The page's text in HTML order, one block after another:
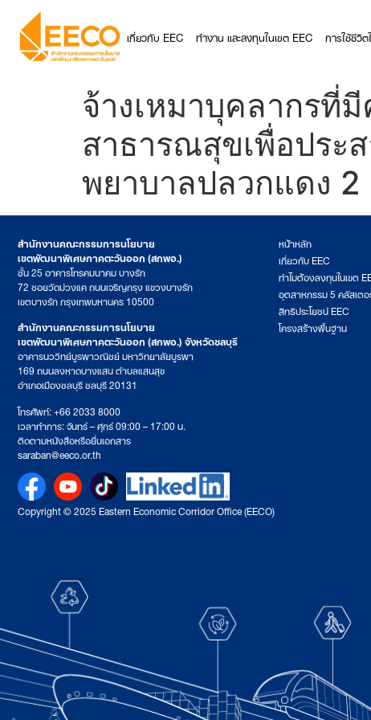
เกี่ยวกับ EEC ทำงาน และลงทุนในเขต EEC การใช้ชีวิ
จ้างเหมาบุคลากรที่
สาธารณสุขเพื่อประ
พยาบาลปลวกแดง 2
สำนักงานคณะกรรมการนโยบาย
เขตพัฒนาพิเศษภาคตะวันออก (สกพอ.)
ชั้น 25 อาคารโทรคมนาคม บางรัก
72 ซอยวัดม่วงแค ถนนเจริญกรุง แขวงบางรัก
เขตบางรัก กรุงเทพมหานคร 10500
สำนักงานคณะกรรมการนโยบาย
เขตพัฒนาพิเศษภาคตะวันออก (สกพอ.) จังหวัดชลบุรี
อาคารนววิทย์บูรพาวณิชย์ มหาวิทยาลัยบูรพา
169 ถนนลงหาดบางแสน ตำบลแสนสุข
อำเภอเมืองชลบุรี ชลบุรี 20131
โทรศัพท์: +66 2033 8000
เวลาทำการ: จันทร์ – ศุกร์ 09:00 – 17:00 น.
ติดตามหนังสือหรือยื่นเอกสาร
saraban@eeco.or.th
หน้าหลัก
เกี่ยวกับ EEC
ทำไมต้องลงทุนในเขต
อุตสาหกรรม 5 คลัสเต
สิทธิประโยชน์ EEC
โครงสร้างพื้นฐาน
Copyright © 2025 Eastern Economic Corridor Office (EECO)